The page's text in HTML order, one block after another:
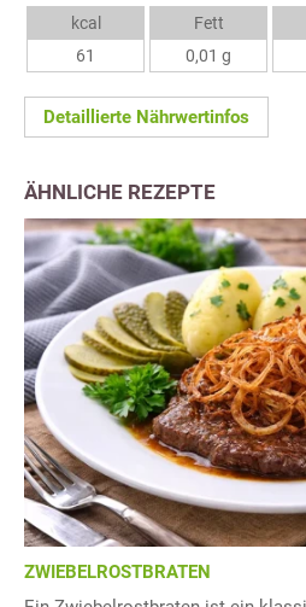
kcal
61
Fett
0,01 g
Detaillierte Nährwertinfos
ÄHNLICHE REZEPTE
ZWIEBELROSTBRATEN